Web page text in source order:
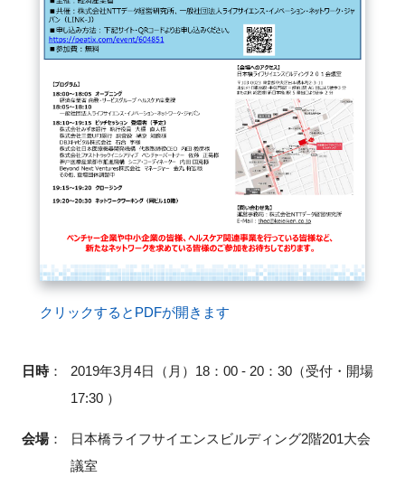
クリックするとPDFが開きます
日時：
2019年3月4日（月）18：00 - 20：30（受付・開場
17:30 ）
会場：
日本橋ライフサイエンスビルディング2階201大会
議室